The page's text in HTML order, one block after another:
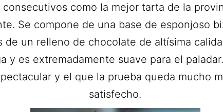
consecutivos como la mejor tarta de la
Se compone de una base de esponjoso
de un relleno de chocolate de altísima
y es extremadamente suave para el
y el que la prueba queda mucho
satisfecho.